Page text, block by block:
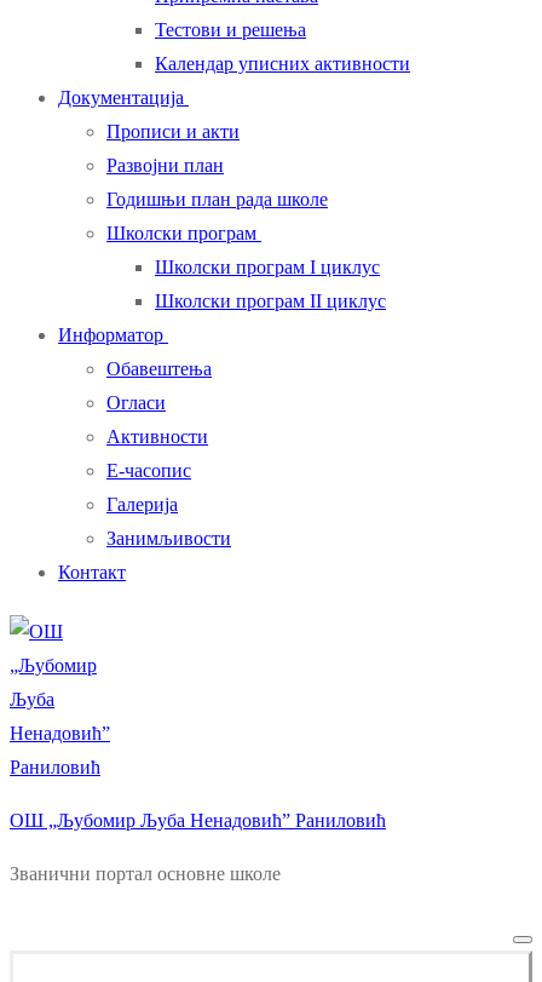
Тестови и решења
Календар уписних активности
Документација
Прописи и акти
Развојни план
Годишњи план рада школе
Школски програм
Школски програм I циклус
Школски програм II циклус
Информатор
Обавештења
Огласи
Активности
Е-часопис
Галерија
Занимљивости
Контакт
ОШ „Љубомир Љуба Ненадовић” Раниловић
Званични портал основне школе